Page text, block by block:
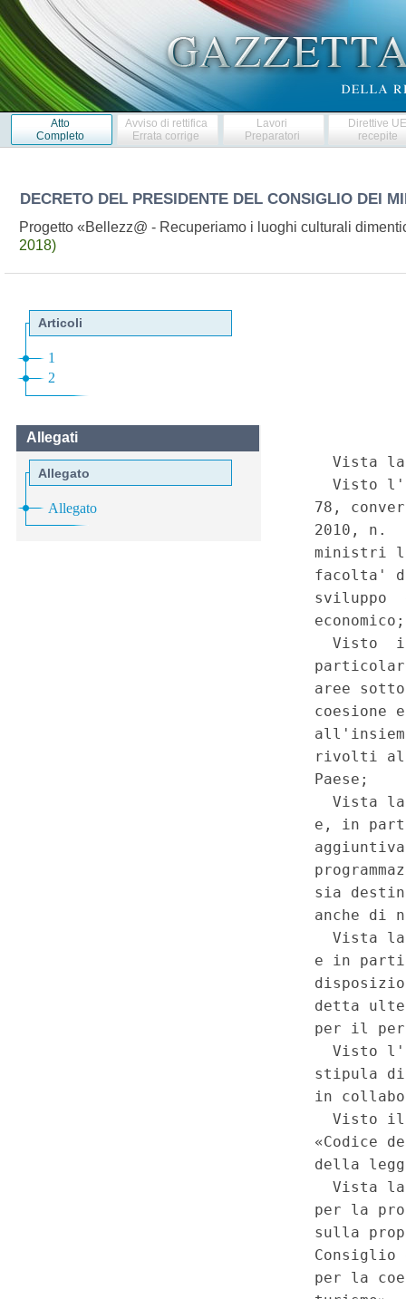
Atto
Completo
Avviso di rettifica
Errata corrige
Lavori
Preparatori
Direttive
recepite
DECRETO DEL PRESIDENTE DEL CONSIGLIO DEI
Progetto «Bellezz@ - Recuperiamo i luoghi culturali
2018)